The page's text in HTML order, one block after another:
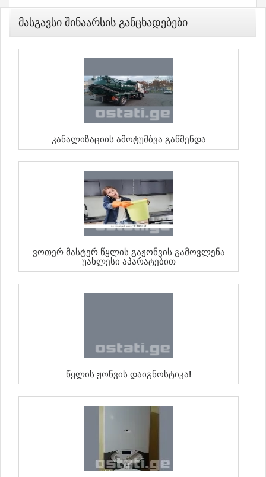
Მასგავსი Შინაარსის Განცხადებები
Კანალიზაციის Ამოტუმბვა Გაწმენდა
Ვოთერ Მასტერ Წყლის Გაჟონვის Გამოვლენა
Უახლესი Აპარატებით
Წყლის Ჟონვის Დაიგნოსტიკა!